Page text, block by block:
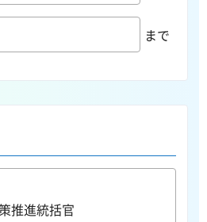
まで